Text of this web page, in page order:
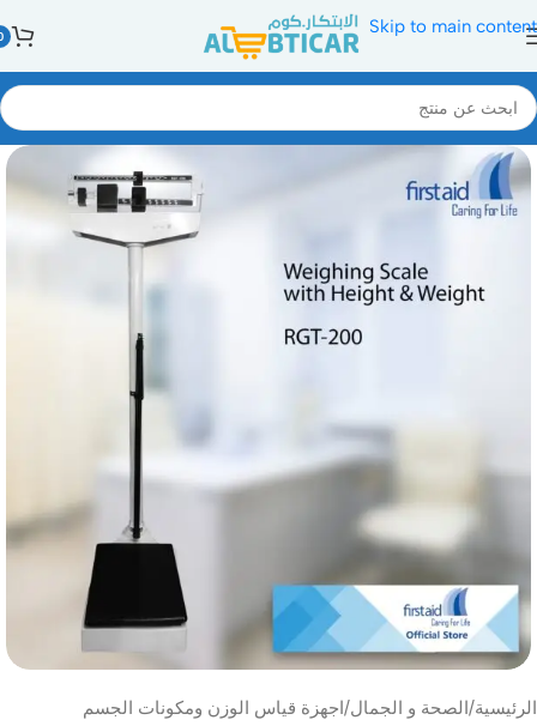
Skip to main content
الرئيسية/الصحة و الجمال/اجهزة قياس الوزن ومكونات الجسم